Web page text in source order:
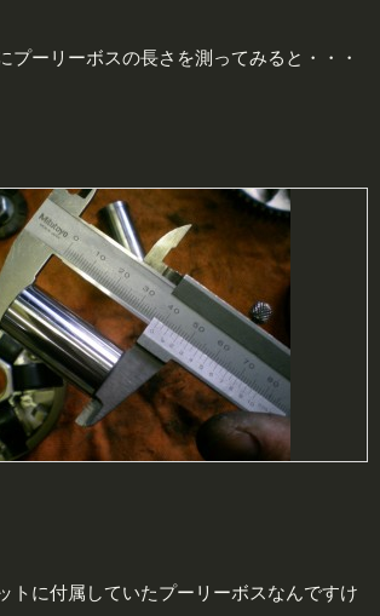
プーリーボスの長さを測ってみると・・・
トに付属していたプーリーボスなんですけ